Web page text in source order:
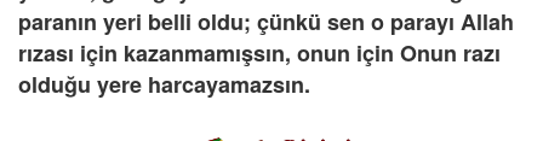
paranın yeri belli oldu; çünkü sen o parayı Allah
rızası için kazanmamışsın, onun için Onun razı
olduğu yere harcayamazsın.